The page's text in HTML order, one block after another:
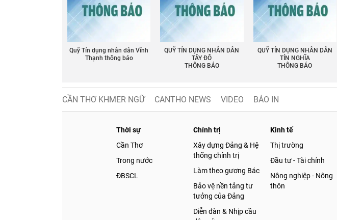
Quỹ Tín dụng nhân dân Vĩnh
Thạnh thông báo
QUỸ TÍN DỤNG NHÂN DÂN
TÂY ĐÔ
THÔNG BÁO
QUỸ TÍN DỤNG NHÂN DÂN
TÍN NGHĨA
THÔNG BÁO
CẦN THƠ KHMER NGỮ CANTHO NEWS VIDEO BÁO IN
Thời sự
Cần Thơ
Trong nước
ĐBSCL
Chính trị
Xây dựng Đảng & Hệ
thống chính trị
Làm theo gương Bác
Bảo vệ nền tảng tư
tưởng của Đảng
Diễn đàn & Nhịp cầu
Kinh tế
Thị trường
Đầu tư - Tài chính
Nông nghiệp - Nông
thôn